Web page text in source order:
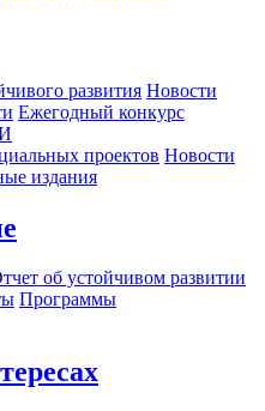
развития Новости
Ежегодный конкурс
проектов Новости
издания
об устойчивом развитии
Программы